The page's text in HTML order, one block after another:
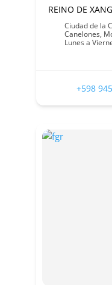
REINO DE
Ciudad de la
Canelones,
Lunes a
+598